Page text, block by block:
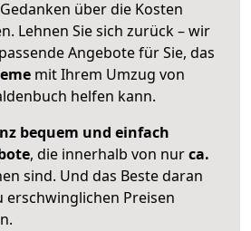
über die Kosten
Lehnen Sie sich zurück – wir
Angebote für Sie, das
mit Ihrem Umzug von
helfen kann.
bequem und einfach
, die innerhalb von nurca.
sind. Und das Beste daran
erschwinglichen Preisen